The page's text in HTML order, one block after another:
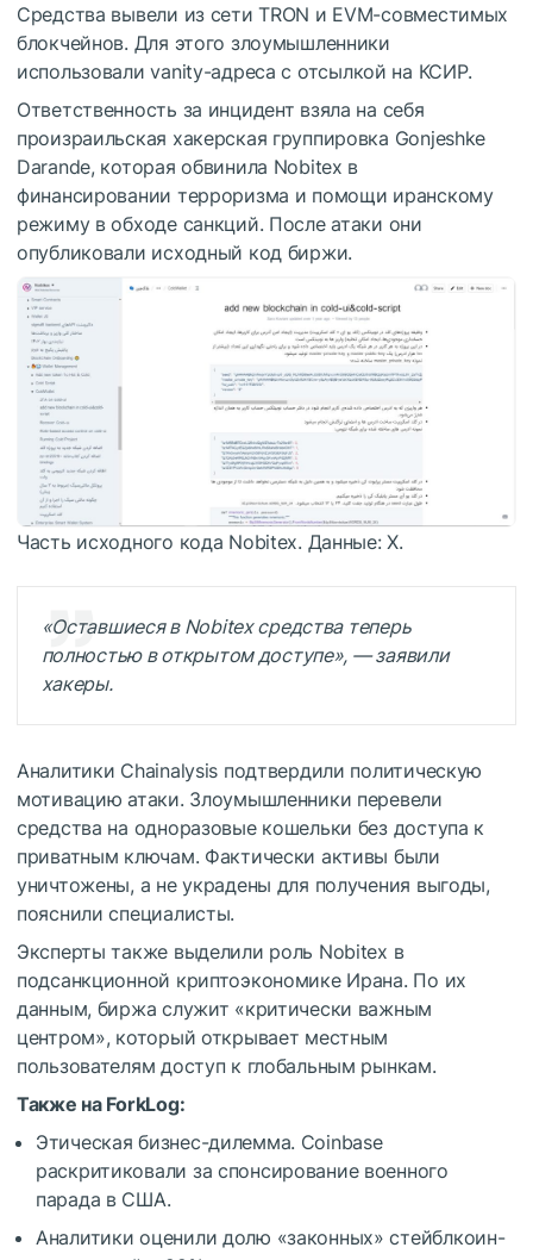
Средства вывели из сети TRON и EVM-совместимых
блокчейнов. Для этого злоумышленники
использовалиvanity-адреса с отсылкой на КСИР.
Ответственность за инцидент взяла на себя
произраильская хакерская группировка Gonjeshke
Darande, которая обвинила Nobitex в
финансировании терроризма и помощи иранскому
режиму в обходе санкций. После атаки они
опубликовали исходный код биржи.
Часть исходного кода Nobitex. Данные: X.
«Оставшиеся в Nobitex средства теперь
полностью в открытом доступе», — заявили
хакеры.
Аналитики Chainalysis подтвердили политическую
мотивацию атаки. Злоумышленники перевели
средства на одноразовые кошельки без доступа к
приватным ключам. Фактически активы были
уничтожены, а не украдены для получения выгоды,
пояснили специалисты.
Эксперты также выделили роль Nobitex в
подсанкционной криптоэкономике Ирана. По их
данным, биржа служит «критически важным
центром», который открывает местным
пользователям доступ к глобальным рынкам.
Также на ForkLog:
Этическая бизнес-дилемма. Coinbase
раскритиковали за спонсирование военного
парада в США.
Аналитики оценили долю «законных» стейблкоин-